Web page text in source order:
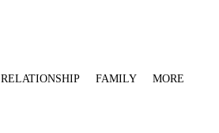
RELATIONSHIP FAMILY MORE